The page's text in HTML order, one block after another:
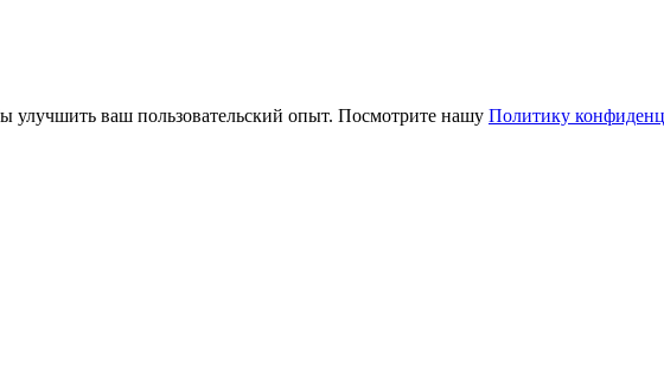
улучшить ваш пользовательский опыт. Посмотрите нашу Политику